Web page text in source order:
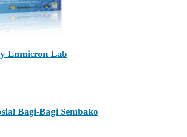
Enmicron Lab
Bagi-Bagi Sembako